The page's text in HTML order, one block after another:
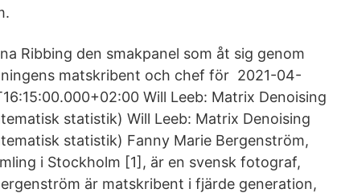
Ribbing den smakpanel som åt sig genom
matskribent och chef för 2021-04-
Will Leeb: Matrix Denoising
statistik) Will Leeb: Matrix Denoising
statistik) Fanny Marie Bergenström,
i Stockholm [1], är en svensk fotograf,
är matskribent i fjärde generation,